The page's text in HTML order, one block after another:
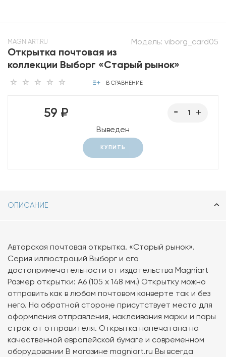
Модель: viborg_card05
MAGNIART.RU
Открытка почтовая из
коллекции Выборг «Старый рынок»
В СРАВНЕНИЕ
59 ₽
Выведен
КУПИТЬ
ОПИСАНИЕ
Авторская почтовая открытка. «Старый рынок».
Серия иллюстраций Выборг и его
достопримечательности от издательства Magniart
Размер открытки: А6 (105 х 148 мм.) Открытку можно
отправить как в любом почтовом конверте так и без
него. На обратной стороне присутствует место для
оформления отправления, наклеивания марки и пары
строк от отправителя. Открытка напечатана на
качественной европейской бумаге и современном
оборудовании В магазине magniart.ru Вы всегда